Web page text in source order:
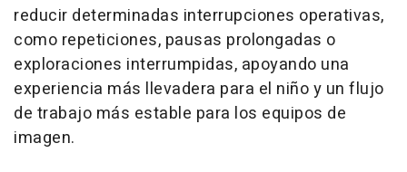
reducir determinadas interrupciones operativas,
como repeticiones, pausas prolongadas o
exploraciones interrumpidas, apoyando una
experiencia más llevadera para el niño y un flujo
de trabajo más estable para los equipos de
imagen.